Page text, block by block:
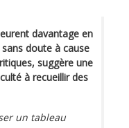
davantage en
doute à cause
suggère une
à recueillir des
un tableau